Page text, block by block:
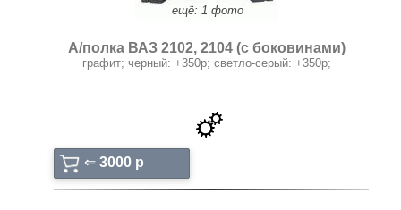
ещё: 1 фото
А/полка ВАЗ 2102, 2104 (с боковинами)
графит; черный: +350p; светло-серый: +350р;
⇐ 3000 p